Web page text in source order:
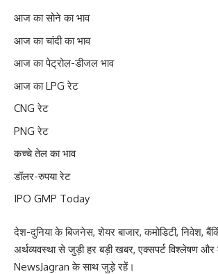
आज का सोने का भाव
आज का चांदी का भाव
आज का पेट्रोल-डीजल भाव
आज का LPG रेट
CNG रेट
PNG रेट
कच्चे तेल का भाव
डॉलर-रुपया रेट
IPO GMP Today
देश-दुनिया के बिजनेस, शेयर बाजार, कमोडिटी, निवेश,
अर्थव्यवस्था से जुड़ी हर बड़ी खबर, एक्सपर्ट विश्लेषण
NewsJagran के साथ जुड़े रहें।